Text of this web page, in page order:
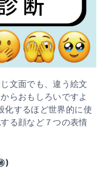
文面でも、違う絵文
らおもしろいですよ
化するほど世界的に使
る顔など７つの表情
️)